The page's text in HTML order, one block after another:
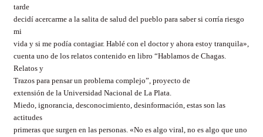
tarde
decidí acercarme a la salita de salud del pueblo para saber si corría riesgo
mi
vida y si me podía contagiar. Hablé con el doctor y ahora estoy tranquila»,
cuenta uno de los relatos contenido en libro “Hablamos de Chagas.
Relatos y
Trazos para pensar un problema complejo”, proyecto de
extensión de la Universidad Nacional de La Plata.
Miedo, ignorancia, desconocimiento, desinformación, estas son las
actitudes
primeras que surgen en las personas. «No es algo viral, no es algo que uno